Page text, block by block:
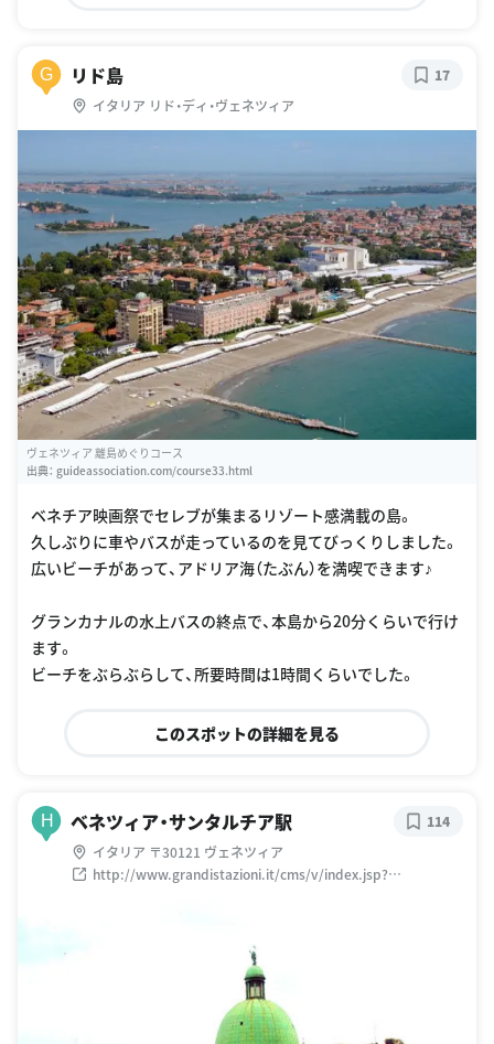
G リド島
イタリア リド・ディ・ヴェネツィア
17
ヴェネツィア 離島めぐりコース
出典： guideassociation.com/course33.html
ベネチア映画祭でセレブが集まるリゾート感満載の島。
久しぶりに車やバスが走っているのを見てびっくりしました。
広いビーチがあって、アドリア海（たぶん）を満喫できます♪
グランカナルの水上バスの終点で、本島から20分くらいで行け
ます。
ビーチをぶらぶらして、所要時間は1時間くらいでした。
このスポットの詳細を見る
H ベネツィア・サンタルチア駅
イタリア 〒30121 ヴェネツィア
http://www.grandistazioni.it/cms/v/index.jsp?
114